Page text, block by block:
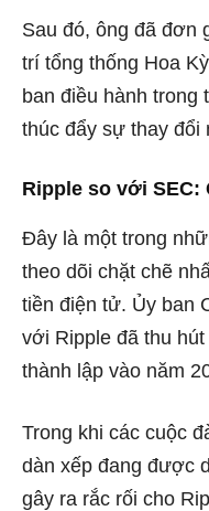
Sau đó, ông đã đơn
trí tổng thống Hoa
ban điều hành trong
thúc đẩy sự thay đổi
Ripple so với SEC:
Đây là một trong
theo dõi chặt chẽ
tiền điện tử. Ủy ban
với Ripple đã thu
thành lập vào năm
Trong khi các cuộc
dàn xếp đang được
gây ra rắc rối cho